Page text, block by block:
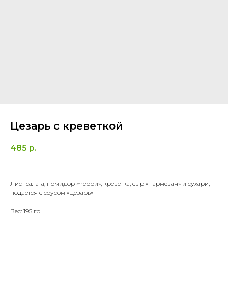
Цезарь с креветкой
485 р.
Лист салата, помидор «Черри», креветка, сыр «Пармезан» и сухари,
подается с соусом «Цезарь»
Вес: 195 гр.